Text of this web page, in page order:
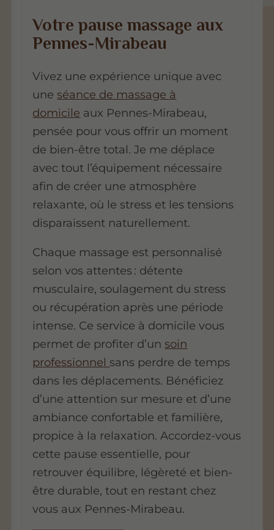
Votre pause massage aux
Pennes-Mirabeau
Vivez une expérience unique avec
une séance de massage à
domicile aux Pennes-Mirabeau,
pensée pour vous offrir un moment
de bien-être total. Je me déplace
avec tout l’équipement nécessaire
afin de créer une atmosphère
relaxante, où le stress et les tensions
disparaissent naturellement.
Chaque massage est personnalisé
selon vos attentes : détente
musculaire, soulagement du stress
ou récupération après une période
intense. Ce service à domicile vous
permet de profiter d’un soin
professionnel sans perdre de temps
dans les déplacements. Bénéficiez
d’une attention sur mesure et d’une
ambiance confortable et familière,
propice à la relaxation. Accordez-vous
cette pause essentielle, pour
retrouver équilibre, légèreté et bien-
être durable, tout en restant chez
vous aux Pennes-Mirabeau.